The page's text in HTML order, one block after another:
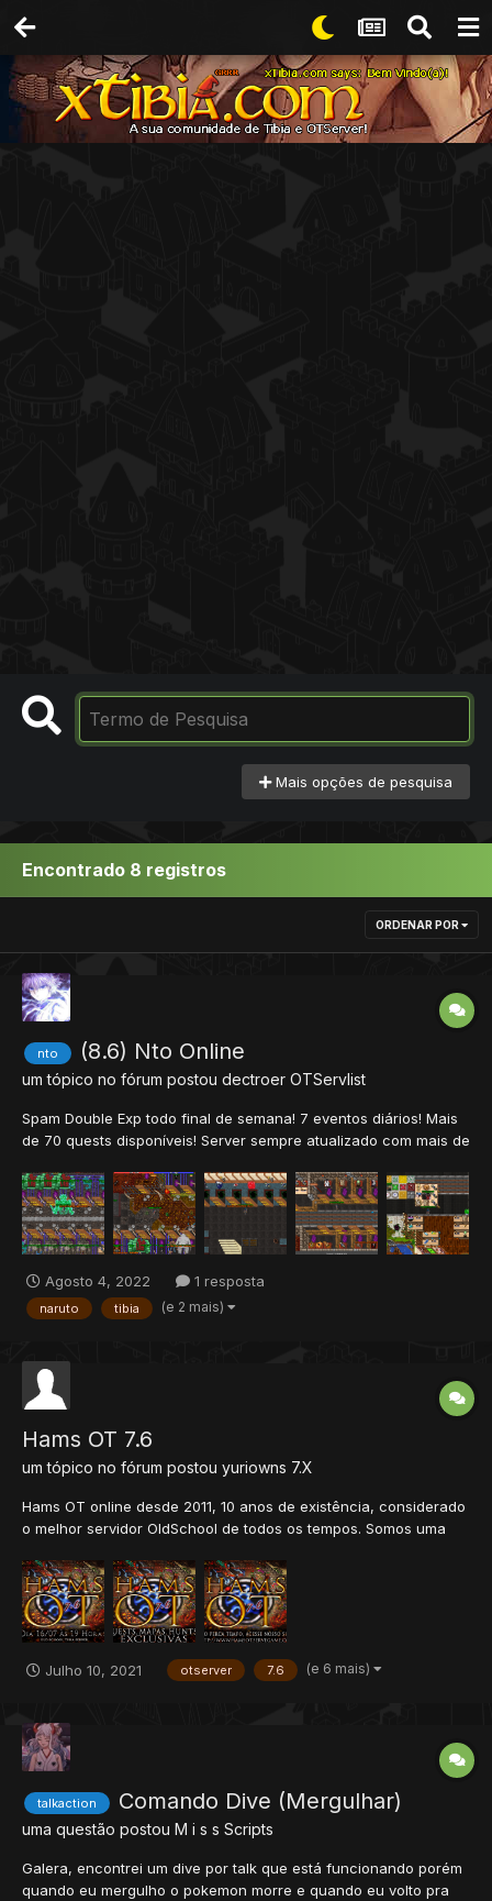
Mais opções de pesquisa
Encontrado 8 registros
ORDENAR POR
nto (8.6) Nto Online
um tópico no fórum postou dectroer OTServlist
Spam Double Exp todo final de semana! 7 eventos diários! Mais
de 70 quests disponíveis! Server sempre atualizado com mais de
customizar seu personagem! Sistema de Rank Ninja! Sistema de
resets! Sistema de upgrades! Jin...
Agosto 4, 2022 1 resposta
naruto tibia (e 2 mais)
Hams OT 7.6
um tópico no fórum postou yuriowns 7.X
Hams OT online desde 2011, 10 anos de existência, considerado
o melhor servidor OldSchool de todos os tempos. Somos uma
a um servidor OldSchool profissional. Contamos com equipe
dedicada que atende o jogador, tirando dúvidas so...
Julho 10, 2021 otserver 7.6 (e 6 mais)
talkaction Comando Dive (Mergulhar)
uma questão postou M i s s Scripts
Galera, encontrei um dive por talk que está funcionando porém
quando eu mergulho o pokemon morre e quando eu volto pra